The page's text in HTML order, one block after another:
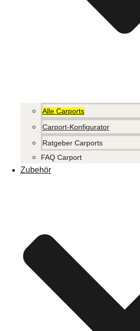
Alle Carports
Carport-Konfigurator
Ratgeber Carports
FAQ Carport
Zubehör